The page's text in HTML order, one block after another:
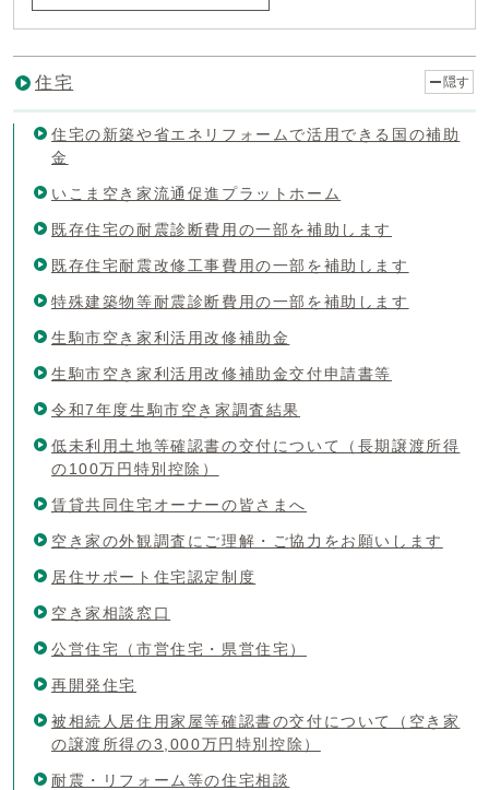
住宅 隠す
住宅の新築や省エネリフォームで活用できる国の補助
金
いこま空き家流通促進プラットホーム
既存住宅の耐震診断費用の一部を補助します
既存住宅耐震改修工事費用の一部を補助します
特殊建築物等耐震診断費用の一部を補助します
生駒市空き家利活用改修補助金
生駒市空き家利活用改修補助金交付申請書等
令和7年度生駒市空き家調査結果
低未利用土地等確認書の交付について（長期譲渡所得
の100万円特別控除）
賃貸共同住宅オーナーの皆さまへ
空き家の外観調査にご理解・ご協力をお願いします
居住サポート住宅認定制度
空き家相談窓口
公営住宅（市営住宅・県営住宅）
再開発住宅
被相続人居住用家屋等確認書の交付について（空き家
の譲渡所得の3,000万円特別控除）
耐震・リフォーム等の住宅相談